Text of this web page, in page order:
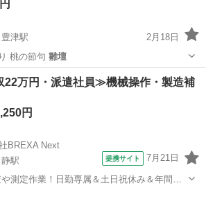
津駅
2月18日
桃の節句 雛壇
年中行事用品 お雛様
万円・派遣社員≫機械操作・製造補
円
BREXA Next
駅
提携サイト 7月21日
測定作業！日勤専属＆土日祝休み＆年間休